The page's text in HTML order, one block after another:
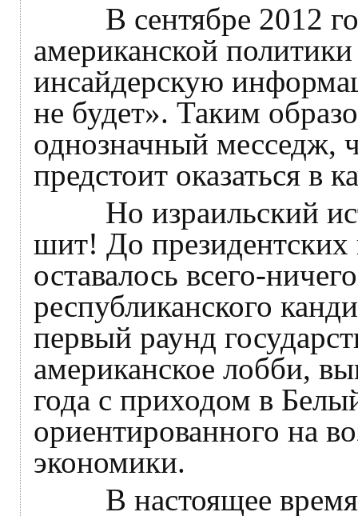
В сентябре 2012
американской
инсайдерскую
не будет». Таким
однозначный месседж,
предстоит оказаться в
Но израильский
шит! До
оставалось всего-
республиканского
первый раунд
американское лобби,
года с приходом в
ориентированного на
экономики.
В настоящее время,